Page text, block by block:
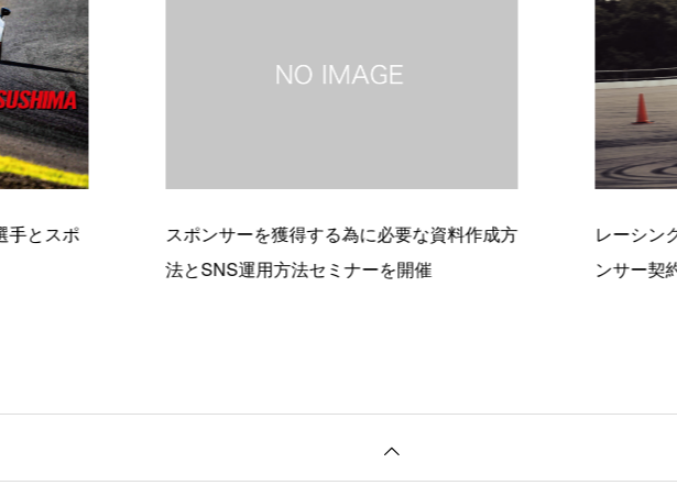
スポンサーを獲得する為に必要な資料作成方
法とSNS運用方法セミナーを開催
レーシングドライバー 渡辺大
ンサー契約を締結しました。